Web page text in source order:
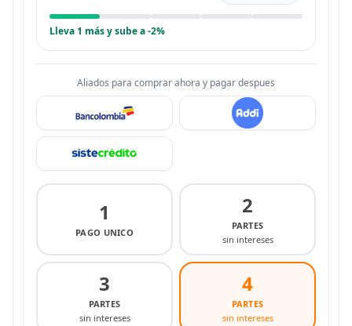
Lleva 1 más y sube a -2%
Aliados para comprar ahora y pagar despues
1
PAGO UNICO
2
PARTES
sin intereses
3
PARTES
sin intereses
4
PARTES
sin intereses